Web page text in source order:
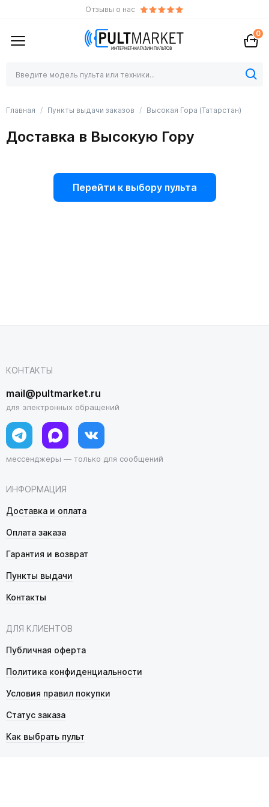
Отзывы о нас
0
Главная Пункты выдачи заказов Высокая Гора (Татарстан)
Доставка в Высокую Гору
Перейти к выбору пульта
ИНФОРМАЦИЯ
Доставка и оплата
Оплата заказа
Гарантия и возврат
Пункты выдачи
Контакты
ДЛЯ КЛИЕНТОВ
Публичная оферта
Политика конфиденциальности
Условия правил покупки
Статус заказа
Как выбрать пульт
КОНТАКТЫ
mail@pultmarket.ru
для электронных обращений
мессенджеры — только для сообщений